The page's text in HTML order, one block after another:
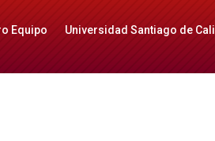
Equipo Universidad Santiago de Cali